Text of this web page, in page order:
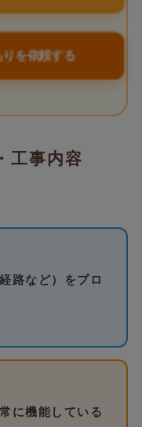
りを依頼する
工事内容
路など）をプロ
に機能している